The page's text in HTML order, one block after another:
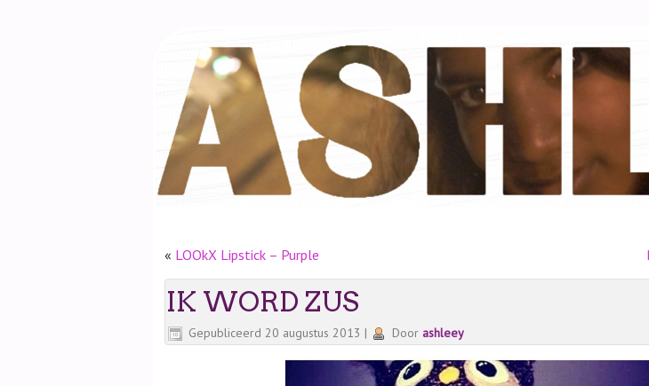
« LOOkX Lipstick – Purple
IK WORD ZUS
Gepubliceerd 20 augustus 2013 | Door ashleey